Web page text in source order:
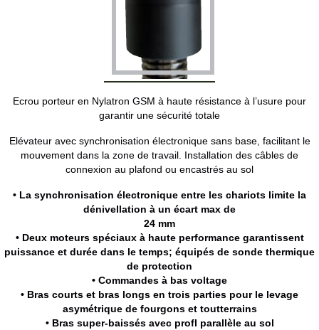
Ecrou porteur en Nylatron GSM à haute résistance à l’usure pour
garantir une sécurité totale
Elévateur avec synchronisation électronique sans base, facilitant le
mouvement dans la zone de travail. Installation des câbles de
connexion au plafond ou encastrés au sol
• La synchronisation électronique entre les chariots limite la
dénivellation à un écart max de
24 mm
• Deux moteurs spéciaux à haute performance garantissent
puissance et durée dans le temps; équipés de sonde thermique
de protection
• Commandes à bas voltage
• Bras courts et bras longs en trois parties pour le levage
asymétrique de fourgons et toutterrains
• Bras super-baissés avec profl parallèle au sol